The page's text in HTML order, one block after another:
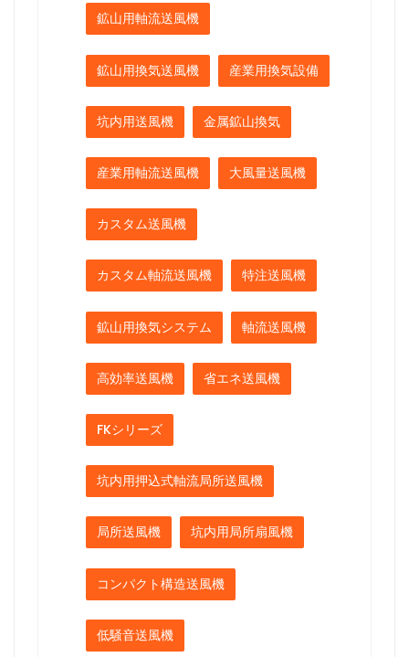
鉱山用軸流送風機
鉱山用換気送風機 産業用換気設備
坑内用送風機 金属鉱山換気
産業用軸流送風機 大風量送風機
カスタム送風機
カスタム軸流送風機 特注送風機
鉱山用換気システム 軸流送風機
高効率送風機 省エネ送風機
FKシリーズ
坑内用押込式軸流局所送風機
局所送風機 坑内用局所扇風機
コンパクト構造送風機
低騒音送風機